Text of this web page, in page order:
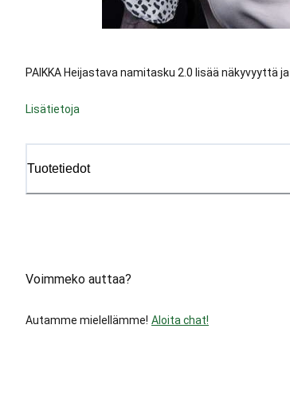
PAIKKA Heijastava namitasku 2.0 lisää näkyvyyttä
Lisätietoja
Tuotetiedot
Voimmeko auttaa?
Autamme mielellämme! Aloita chat!